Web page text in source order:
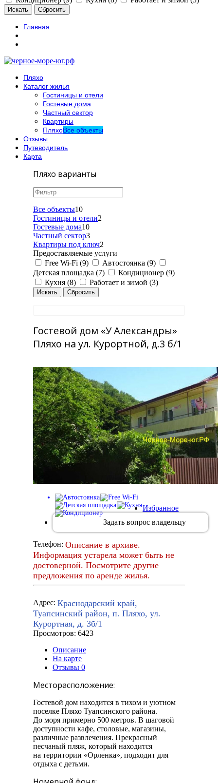
Главная
Пляхо
Каталог жилья
Гостиницы и отели
Гостевые дома
Частный сектор
Квартиры
ПляхоВсе объекты
Отзывы
Путеводитель
Карта
Пляхо варианты
Все объекты10
Гостиницы и отели2
Гостевые дома10
Частный сектор3
Квартиры под ключ2
Предоставляемые услуги
Free Wi-Fi (9)
Автостоянка (9)
Детская площадка (7)
Кондиционер (9)
Кухня (8)
Работает и зимой (3)
Гостевой дом «У Александры»
Пляхо на ул. Курортной, д.3 б/1
Избранное
Задать вопрос владельцу
Телефон: Описание в архиве.
Информация устарела может быть не
достоверной. Посмотрите другие
предложения по аренде жилья.
Адрес: Краснодарский край,
Туапсинский район, п. Пляхо, ул.
Курортная, д. 3б/1
Просмотров: 6423
Описание
На карте
Отзывы 0
Месторасположение:
Гостевой дом находится в тихом и уютном
поселке Пляхо Туапсинского района.
До моря примерно 500 метров. В шаговой
доступности кафе, столовые, магазины,
различные развлечения. Прекрасный
песчаный пляж, который находится
на территории «Орленка», подходит для
отдыха с детьми.